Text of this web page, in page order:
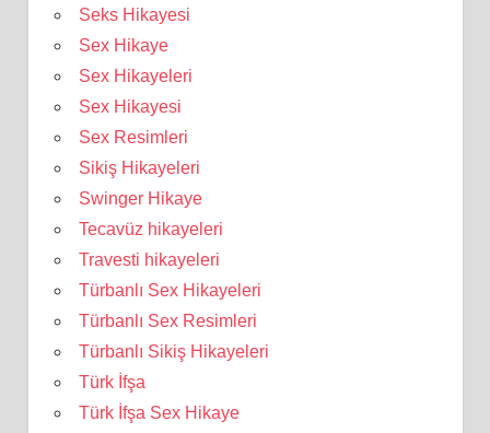
Seks Hikayesi
Sex Hikaye
Sex Hikayeleri
Sex Hikayesi
Sex Resimleri
Sikiş Hikayeleri
Swinger Hikaye
Tecavüz hikayeleri
Travesti hikayeleri
Türbanlı Sex Hikayeleri
Türbanlı Sex Resimleri
Türbanlı Sikiş Hikayeleri
Türk İfşa
Türk İfşa Sex Hikaye